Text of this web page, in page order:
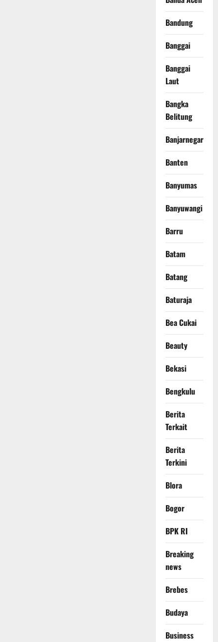
Bandung
Banggai
Banggai
Laut
Bangka
Belitung
Banjarnegara
Banten
Banyumas
Banyuwangi
Barru
Batam
Batang
Baturaja
Bea Cukai
Beauty
Bekasi
Bengkulu
Berita
Terkait
Berita
Terkini
Blora
Bogor
BPK RI
Breaking
news
Brebes
Budaya
Business